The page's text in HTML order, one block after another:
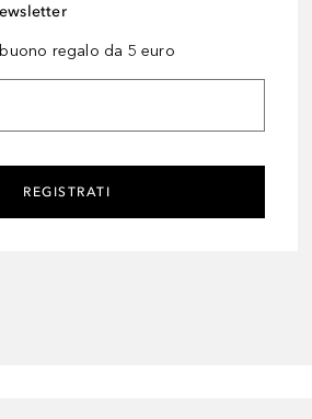
regalo da 5 euro
REGISTRATI